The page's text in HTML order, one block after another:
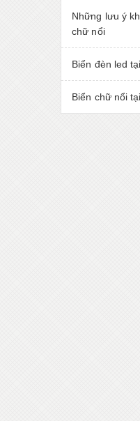
Những lưu ý
chữ nổi
Biển đèn led
Biển chữ nổi